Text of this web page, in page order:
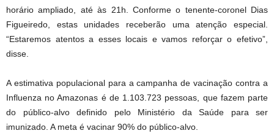
horário ampliado, até às 21h. Conforme o tenente-coronel Dias
Figueiredo, estas unidades receberão uma atenção especial.
“Estaremos atentos a esses locais e vamos reforçar o efetivo”,
disse.
A estimativa populacional para a campanha de vacinação contra a
Influenza no Amazonas é de 1.103.723 pessoas, que fazem parte
do público-alvo definido pelo Ministério da Saúde para ser
imunizado. A meta é vacinar 90% do público-alvo.